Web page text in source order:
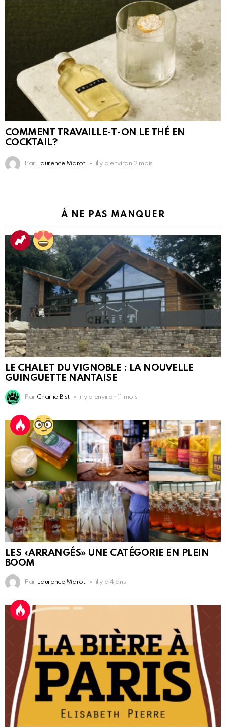
COMMENT TRAVAILLE-T-ON LE THÉ EN
COCKTAIL?
Par Laurence Marot il y a environ 2 mois
À NE PAS MANQUER
LE CHALET DU VIGNOBLE : LA NOUVELLE
GUINGUETTE NANTAISE
Par Charlie Bist il y a environ 11 mois
LES «ARRANGÉS» UNE CATÉGORIE EN PLEIN
BOOM
Par Laurence Marot il y a 4 ans